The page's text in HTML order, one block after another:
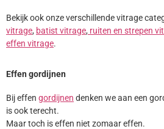
Bekijk ook onze verschillende vitrage
vitrage, batist vitrage, ruiten en strepen
effen vitrage.
Effen gordijnen
Bij effen gordijnen denken we aan een
is ook terecht.
Maar toch is effen niet zomaar effen.